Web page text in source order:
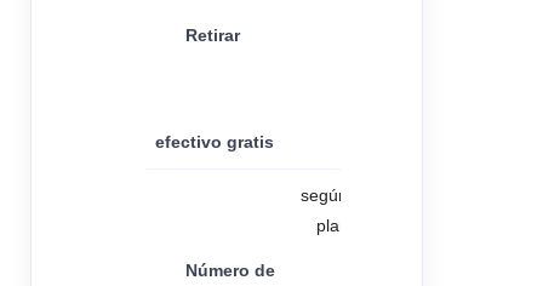
Retirar
efectivo gratis
Número de
según el
plan